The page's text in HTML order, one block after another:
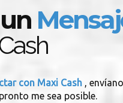
con Maxi Cash ,
me sea posible.